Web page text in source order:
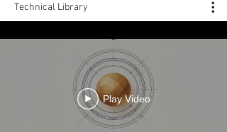
Technical Library
Play Video